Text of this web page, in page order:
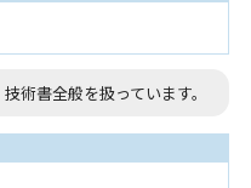
術書全般を扱っています。